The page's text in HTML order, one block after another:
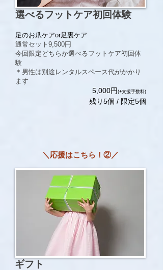
​5,000円 (+支援手数料)
残り5個 / 限定5個
​選べるフットケア初回体験
足のお爪ケアor足裏ケア
通常セット9,500円
​今回限定どちらか選べるフットケア初回体
験
＊男性は別途レンタルスペース代がかかり
ます
＼応援はこちら！②／
ギフト